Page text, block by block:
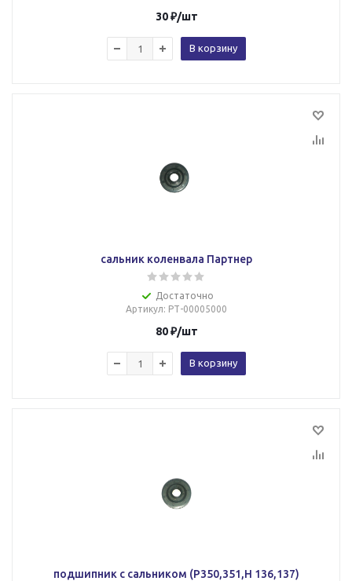
30₽/шт
В корзину
сальник коленвала Партнер
Достаточно
Артикул: РТ-00005000
80₽/шт
В корзину
подшипник с сальником (P350,351,Н 136,137)